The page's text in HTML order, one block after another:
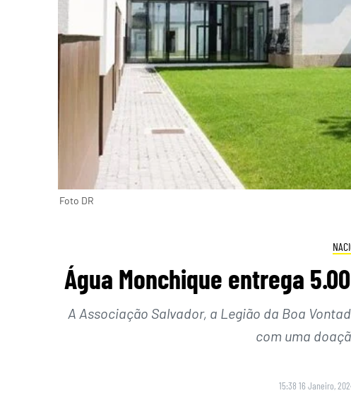
Foto DR
Água Monchique entrega
A Associação Salvador, a Legião da Boa
com uma
15:38 16 Janeiro,